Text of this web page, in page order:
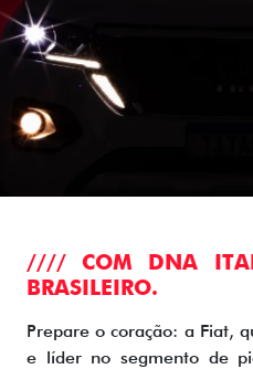
//// COM DNA
BRASILEIRO.
Prepare o coração: a Fiat,
e líder no segmento de